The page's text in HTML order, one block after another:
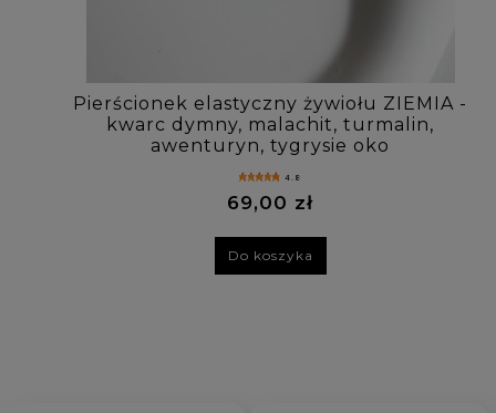
Pierścionek elastyczny żywiołu ZIEMIA -
kwarc dymny, malachit, turmalin,
awenturyn, tygrysie oko
4.8
69,00 zł
Do koszyka